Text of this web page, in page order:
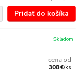
Pridať do košíka
cena od
308 €/ks
Skladom